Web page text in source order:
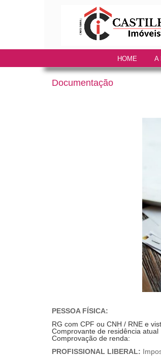
HOME A
Documentação
PESSOA FÍSICA:
RG com CPF ou CNH / RNE e
Comprovante de residência atual
Comprovação de renda:
PROFISSIONAL LIBERAL: